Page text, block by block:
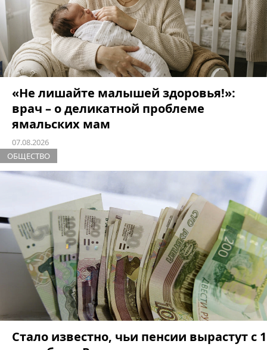
«Не лишайте малышей здоровья!»:
врач – о деликатной проблеме
ямальских мам
07.08.2026
ОБЩЕСТВО
Стало известно, чьи пенсии вырастут с 1